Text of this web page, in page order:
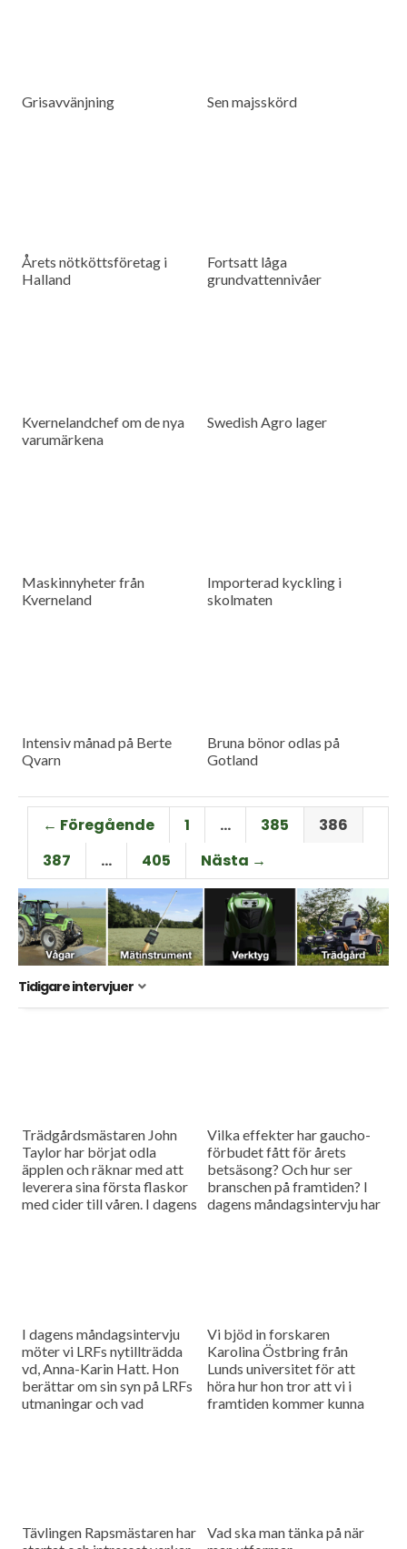
Grisavvänjning Sen majsskörd
Årets nötköttsföretag i
Halland
Fortsatt låga
grundvattennivåer
Kvernelandchef om de nya
varumärkena
Swedish Agro lager
Maskinnyheter från
Kverneland
Importerad kyckling i
skolmaten
Intensiv månad på Berte
Qvarn
Bruna bönor odlas på
Gotland
← Föregående 1 … 385
386
387
… 405 Nästa →
Tidigare intervjuer
Trädgårdsmästaren John
Taylor har börjat odla
äpplen och räknar med att
leverera sina första flaskor
med cider till våren. I dagens
Vilka effekter har gaucho-
förbudet fått för årets
betsäsong? Och hur ser
branschen på framtiden? I
dagens måndagsintervju har
I dagens måndagsintervju
möter vi LRFs nytillträdda
vd, Anna-Karin Hatt. Hon
berättar om sin syn på LRFs
utmaningar och vad
Vi bjöd in forskaren
Karolina Östbring från
Lunds universitet för att
höra hur hon tror att vi i
framtiden kommer kunna
Tävlingen Rapsmästaren har
Vad ska man tänka på när